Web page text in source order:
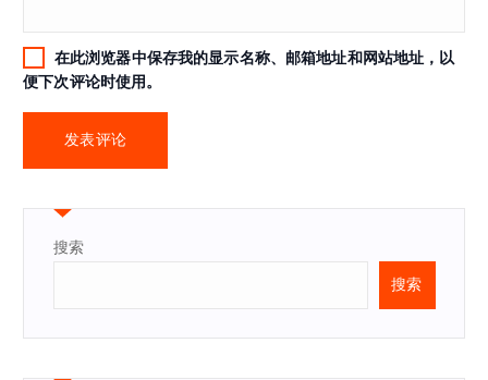
在此浏览器中保存我的显示名称、邮箱地址和网站地址，以
便下次评论时使用。
搜索
搜索